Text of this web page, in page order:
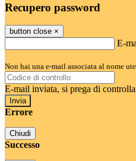
Recupero password
button close ×
E-
Non hai una e-mail associata al nome
E-mail inviata, si prega di
Errore
Chiudi
Successo